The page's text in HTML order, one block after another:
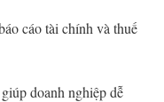
cáo tài chính và thuế
doanh nghiệp dễ